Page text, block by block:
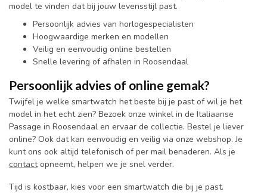
model te vinden dat bij jouw levensstijl past.
Persoonlijk advies van horlogespecialisten
Hoogwaardige merken en modellen
Veilig en eenvoudig online bestellen
Snelle levering of afhalen in Roosendaal
Persoonlijk advies of online gemak?
Twijfel je welke smartwatch het beste bij je past of wil je het
model in het echt zien? Bezoek onze winkel in de Italiaanse
Passage in Roosendaal en ervaar de collectie. Bestel je liever
online? Ook dat kan eenvoudig en veilig via onze webshop. Je
kunt ons ook altijd telefonisch of per mail benaderen. Als je
contactopneemt, helpen we je snel verder.
Tijd is kostbaar, kies voor een smartwatch die bij je past.